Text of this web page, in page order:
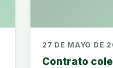
27 DE MAYO DE
Contrato